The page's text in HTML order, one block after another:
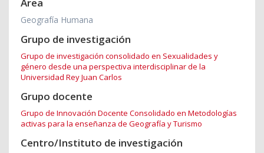
Área
Geografía Humana
Grupo de investigación
Grupo de investigación consolidado en Sexualidades y
género desde una perspectiva interdisciplinar de la
Universidad Rey Juan Carlos
Grupo docente
Grupo de Innovación Docente Consolidado en Metodologías
activas para la enseñanza de Geografía y Turismo
Centro/Instituto de investigación